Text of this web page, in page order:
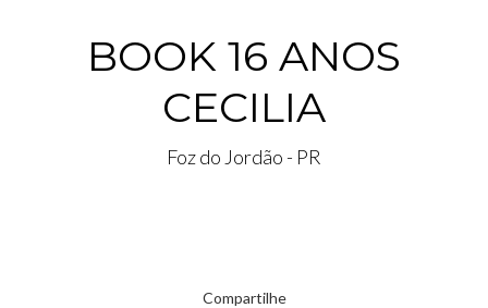
BOOK 16 ANOS
CECILIA
Foz do Jordão - PR
Compartilhe